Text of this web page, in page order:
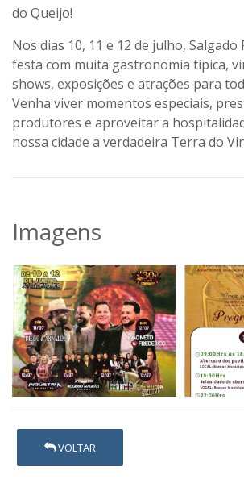
do Queijo!
Nos dias 10, 11 e 12 de julho, Salgado
festa com muita gastronomia típica,
shows, exposições e atrações para
Venha viver momentos especiais,
produtores e aproveitar a
nossa cidade a verdadeira Terra do
Imagens
VOLTAR